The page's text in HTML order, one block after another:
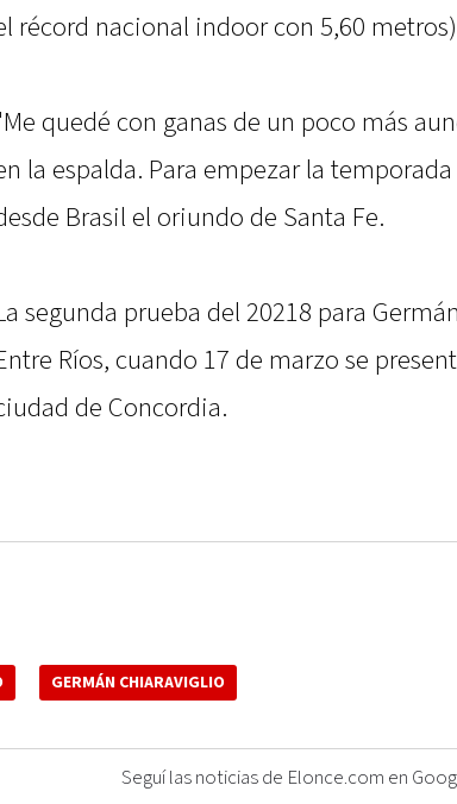
récord nacional indoor con 5,60 metros)
quedé con ganas de un poco más
la espalda. Para empezar la
Brasil el oriundo de Santa Fe.
segunda prueba del 20218 para
Ríos, cuando 17 de marzo se
de Concordia.
GERMÁN CHIARAVIGLIO
Seguí las noticias de Elonce.com en